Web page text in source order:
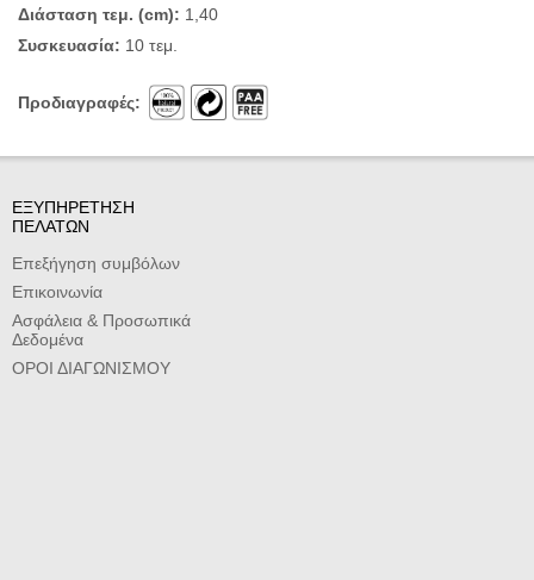
Διάσταση τεμ. (cm): 1,40
Συσκευασία: 10 τεμ.
Προδιαγραφές:
ΕΞΥΠΗΡΕΤΗΣΗ
ΠΕΛΑΤΩΝ
Επεξήγηση συμβόλων
Επικοινωνία
Ασφάλεια & Προσωπικά
Δεδομένα
ΟΡΟΙ ΔΙΑΓΩΝΙΣΜΟΥ